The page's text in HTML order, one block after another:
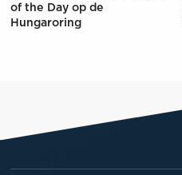
of the Day op de
Hungaroring